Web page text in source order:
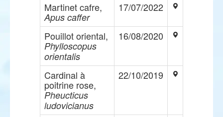
Martinet cafre,
Apus caffer
17/07/2022
Pouillot oriental,
Phylloscopus
orientalis
16/08/2020
Cardinal à
poitrine rose,
Pheucticus
ludovicianus
22/10/2019